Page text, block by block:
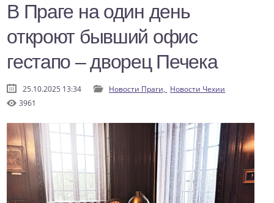
В Праге на один день
откроют бывший офис
гестапо – дворец Печека
25.10.2025 13:34 Новости Праги, Новости Чехии
3961